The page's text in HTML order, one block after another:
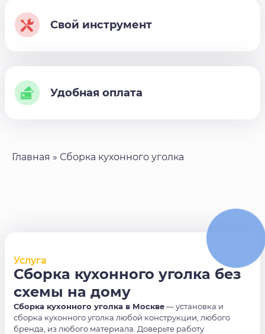
Свой инструмент
Удобная оплата
Главная » Сборка кухонного уголка
Услуга
Сборка кухонного уголка без
схемы на дому
Сборка кухонного уголка в Москве— установка и
сборка кухонного уголка любой конструкции, любого
бренда, из любого материала. Доверьте работу